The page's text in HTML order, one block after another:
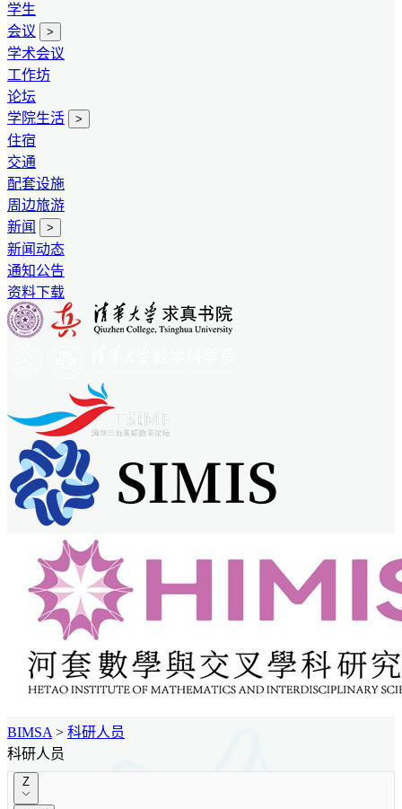
学生
会议
>
学术会议
工作坊
论坛
学院生活
>
住宿
交通
配套设施
周边旅游
新闻
>
新闻动态
通知公告
资料下载
BIMSA > 科研人员
科研人员
Z